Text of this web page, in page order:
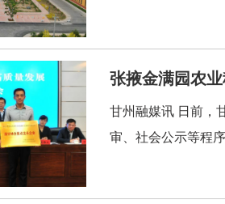
张掖金满园农
甘州融媒讯 日前，
审、社会公示等程